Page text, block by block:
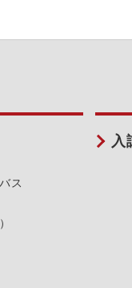
ス
入